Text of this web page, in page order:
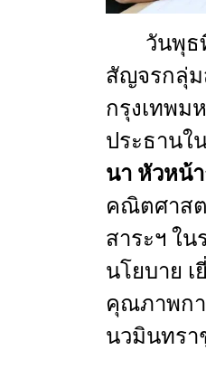
วันพุธ
สัญจรกลุ่ม
กรุงเทพม
ประธานใ
นา หัวหน้
คณิตศาส
สาระฯ ใน
นโยบาย
คุณภาพกา
นวมินทรา